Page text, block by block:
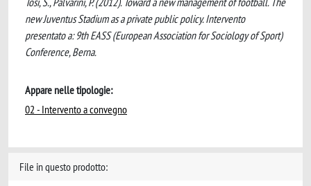
new Juventus Stadium as a private public policy. Intervento
presentato a: 9th EASS (European Association for Sociology of Sport)
Conference, Berna.
Appare nelle tipologie:
02 - Intervento a convegno
File in questo prodotto: